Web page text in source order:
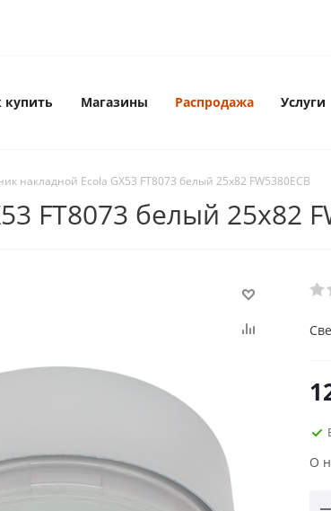
купить Магазины Распродажа Услуги
накладной Ecola GX53 FT8073 белый 25х82 FW5380ECB
FT8073 белый 25х82
О